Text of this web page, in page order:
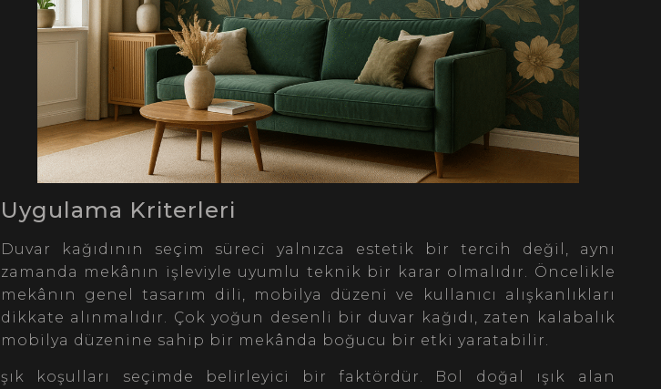
Uygulama Kriterleri
Duvar kağıdının seçim süreci yalnızca estetik bir tercih değil, aynı
zamanda mekânın işleviyle uyumlu teknik bir karar olmalıdır. Öncelikle
mekânın genel tasarım dili, mobilya düzeni ve kullanıcı alışkanlıkları
dikkate alınmalıdır. Çok yoğun desenli bir duvar kağıdı, zaten kalabalık
mobilya düzenine sahip bir mekânda boğucu bir etki yaratabilir.
şık koşulları seçimde belirleyici bir faktördür. Bol doğal ışık alan